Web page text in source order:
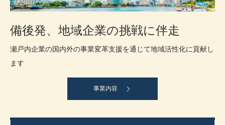
備後発、地域企業の挑戦に伴走
瀬戸内企業の国内外の事業変革支援を通じて地域活性化に貢献し
ます
事業内容